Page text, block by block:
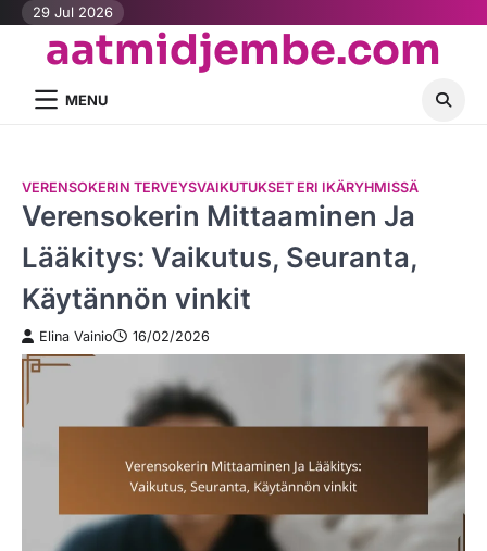
Skip
content
29 Jul 2026
aatmidjembe.com
MENU
VERENSOKERIN TERVEYSVAIKUTUKSET ERI IKÄRYHMISSÄ
Verensokerin Mittaaminen Ja
Lääkitys: Vaikutus, Seuranta,
Käytännön vinkit
Elina Vainio 16/02/2026